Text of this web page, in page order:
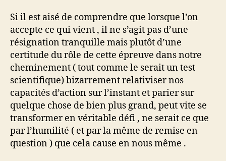
Si il est aisé de comprendre que lorsque l’on
accepte ce qui vient , il ne s’agit pas d’une
résignation tranquille mais plutôt d’une
certitude du rôle de cette épreuve dans notre
cheminement ( tout comme le serait un test
scientifique) bizarrement relativiser nos
capacités d’action sur l’instant et parier sur
quelque chose de bien plus grand, peut vite se
transformer en véritable défi , ne serait ce que
par l’humilité ( et par la même de remise en
question ) que cela cause en nous même .